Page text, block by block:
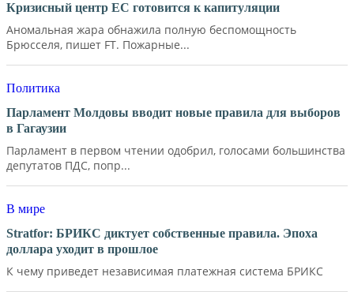
Кризисный центр ЕС готовится к капитуляции
Аномальная жара обнажила полную беспомощность
Брюсселя, пишет FT. Пожарные...
Политика
Парламент Молдовы вводит новые правила для выборов
в Гагаузии
Парламент в первом чтении одобрил, голосами большинства
депутатов ПДС, попр...
В мире
Stratfor: БРИКС диктует собственные правила. Эпоха
доллара уходит в прошлое
К чему приведет независимая платежная система БРИКС